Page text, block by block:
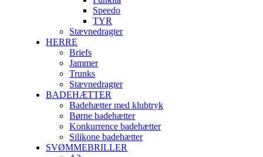
Speedo
TYR
Stævnedragter
HERRE
Briefs
Jammer
Trunks
Stævnedragter
BADEHÆTTER
Badehætter med klubtryk
Børne badehætter
Konkurrence badehætter
Silikone badehætter
SVØMMEBRILLER